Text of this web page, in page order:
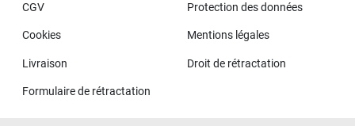
CGV
Protection des données
Cookies Mentions légales
Livraison Droit de rétractation
Formulaire de rétractation